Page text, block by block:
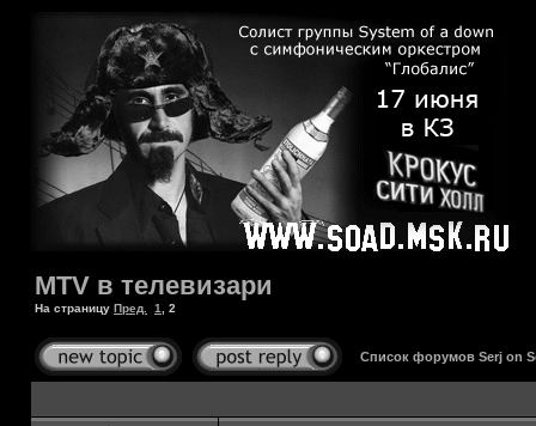
MTV в телевизари
На страницу Пред. 1 2
Список форумов Serj on